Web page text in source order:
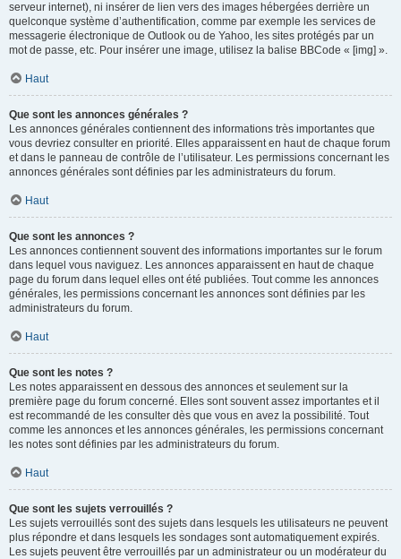
serveur internet), ni insérer de lien vers des images hébergées derrière un
quelconque système d’authentification, comme par exemple les services de
messagerie électronique de Outlook ou de Yahoo, les sites protégés par un
mot de passe, etc. Pour insérer une image, utilisez la balise BBCode « [img] ».
Haut
Que sont les annonces générales ?
Les annonces générales contiennent des informations très importantes que
vous devriez consulter en priorité. Elles apparaissent en haut de chaque forum
et dans le panneau de contrôle de l’utilisateur. Les permissions concernant les
annonces générales sont définies par les administrateurs du forum.
Haut
Que sont les annonces ?
Les annonces contiennent souvent des informations importantes sur le forum
dans lequel vous naviguez. Les annonces apparaissent en haut de chaque
page du forum dans lequel elles ont été publiées. Tout comme les annonces
générales, les permissions concernant les annonces sont définies par les
administrateurs du forum.
Haut
Que sont les notes ?
Les notes apparaissent en dessous des annonces et seulement sur la
première page du forum concerné. Elles sont souvent assez importantes et il
est recommandé de les consulter dès que vous en avez la possibilité. Tout
comme les annonces et les annonces générales, les permissions concernant
les notes sont définies par les administrateurs du forum.
Haut
Que sont les sujets verrouillés ?
Les sujets verrouillés sont des sujets dans lesquels les utilisateurs ne peuvent
plus répondre et dans lesquels les sondages sont automatiquement expirés.
Les sujets peuvent être verrouillés par un administrateur ou un modérateur du